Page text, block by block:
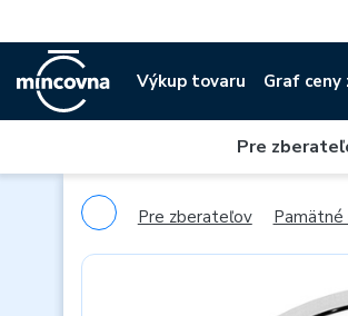
Výkup tovaru Graf
Pre
Pre zberateľov